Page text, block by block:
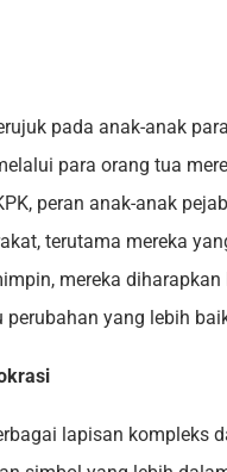
pada anak-anak
para orang tua
peran anak-anak
terutama mereka
mereka
yang lebih
lapisan kompleks